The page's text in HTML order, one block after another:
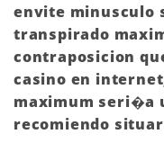
envite minusculo
transpirado
contraposicion
casino en
maximum seri�a
recomiendo